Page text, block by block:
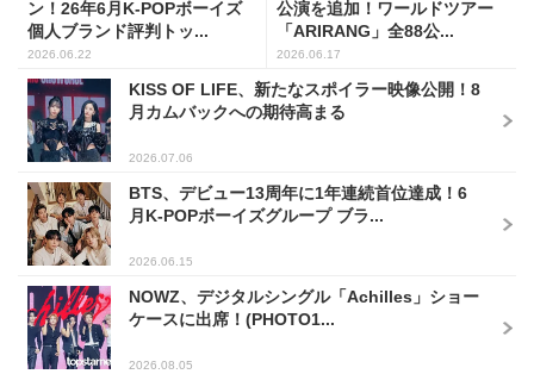
ン！26年6月K-POPボーイズ
個人ブランド評判トッ...
2026.06.22
公演を追加！ワールドツアー
「ARIRANG」全88公...
2026.06.17
KISS OF LIFE、新たなスポイラー映像公開！8
月カムバックへの期待高まる
2026.07.06
BTS、デビュー13周年に1年連続首位達成！6
月K-POPボーイズグループ ブラ...
2026.06.15
NOWZ、デジタルシングル「Achilles」ショー
ケースに出席！(PHOTO1...
2026.08.05